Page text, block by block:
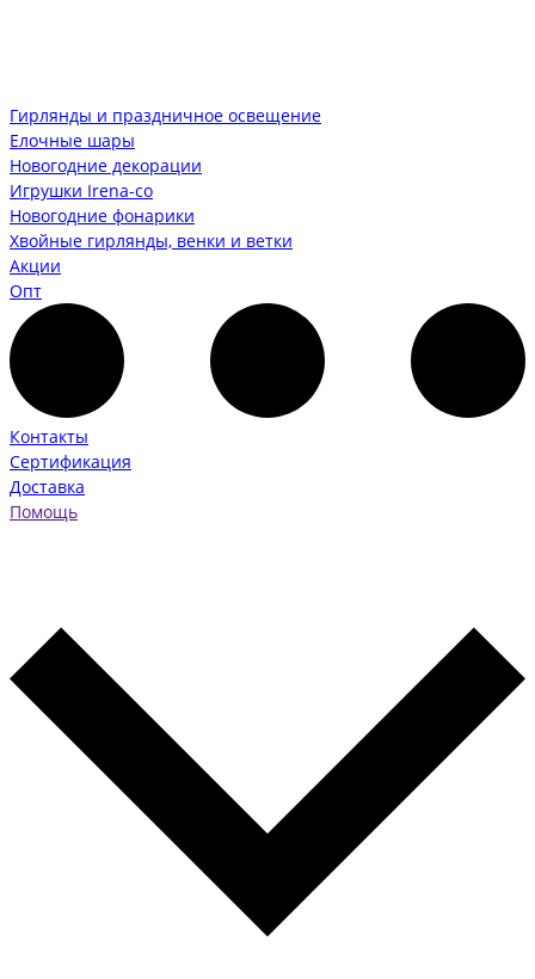
Гирлянды и праздничное освещение
Елочные шары
Новогодние декорации
Игрушки Irena-co
Новогодние фонарики
Хвойные гирлянды, венки и ветки
Акции
Опт
Контакты
Сертификация
Доставка
Помощь